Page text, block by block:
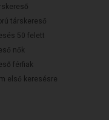
társkereső
50 felett
nők
férfiak
első keresésre